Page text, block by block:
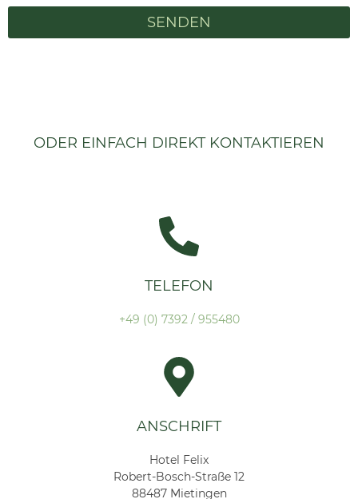
SENDEN
ODER EINFACH DIREKT KONTAKTIEREN
TELEFON
+49 (0) 7392 / 955480
ANSCHRIFT
Hotel Felix
Robert-Bosch-Straße 12
88487 Mietingen